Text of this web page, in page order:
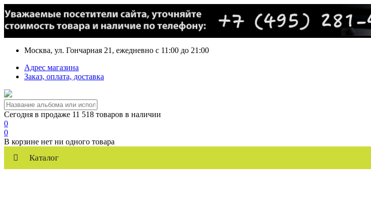
Москва, ул. Гончарная 21, ежедневно с 11:00 до 21:00
Адрес магазина
Заказ, оплата, доставка
Сегодня в продаже 11 518 товаров в наличии
0
0
В корзине нет ни одного товара
Каталог